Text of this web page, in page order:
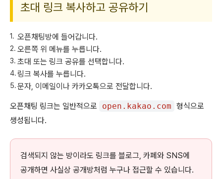
초대 링크 복사하고 공유하기
오픈채팅방에 들어갑니다.
오른쪽 위 메뉴를 누릅니다.
초대 또는 링크 공유를 선택합니다.
링크 복사를 누릅니다.
문자, 이메일이나 카카오톡으로 전달합니다.
오픈채팅 링크는 일반적으로 open.kakao.com 형식으로
생성됩니다.
검색되지 않는 방이라도 링크를 블로그, 카페와 SNS에
공개하면 사실상 공개방처럼 누구나 접근할 수 있습니다.